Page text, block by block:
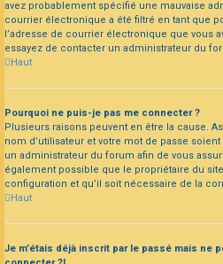
avez probablement spécifié une mauvaise
courrier électronique a été filtré en tant que
l’adresse de courrier électronique que vous
essayez de contacter un administrateur du
Haut
Pourquoi ne puis-je pas me connecter ?
Plusieurs raisons peuvent en être la cause.
nom d’utilisateur et votre mot de passe
un administrateur du forum afin de vous
également possible que le propriétaire du
configuration et qu’il soit nécessaire de la
Haut
Je m’étais déjà inscrit par le passé mais ne